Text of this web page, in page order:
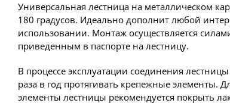
Универсальная лестница на металлическом
180 градусов. Идеально дополнит любой
использовании. Монтаж осуществляется
приведенным в паспорте на лестницу.
В процессе эксплуатации соединения
раза в год протягивать крепежные элементы.
элементы лестницы рекомендуется покрыть